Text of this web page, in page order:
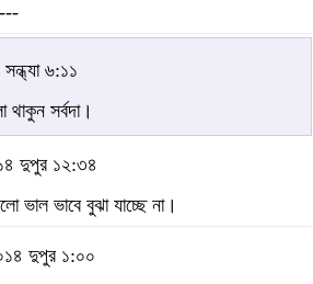
৬:১১
থাকুন সর্বদা।
দুপুর ১২:৩৪
ভাল ভাবে বুঝা যাচ্ছে না।
দুপুর ১:০০